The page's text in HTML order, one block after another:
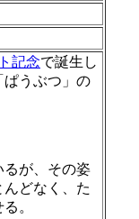
記念で誕生し
ぱうぶつ」の
るが、その姿
どなく、た
。